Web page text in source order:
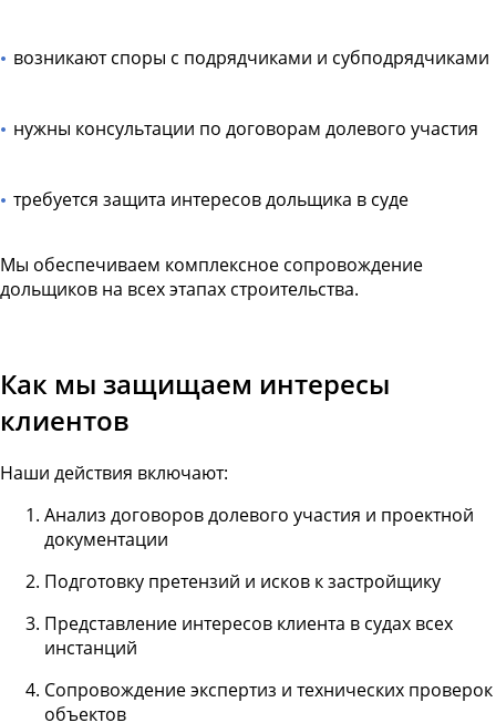
возникают споры с подрядчиками и субподрядчиками
нужны консультации по договорам долевого участия
требуется защита интересов дольщика в суде
Мы обеспечиваем комплексное сопровождение
дольщиков на всех этапах строительства.
Как мы защищаем интересы
клиентов
Наши действия включают:
Анализ договоров долевого участия и проектной
документации
Подготовку претензий и исков к застройщику
Представление интересов клиента в судах всех
инстанций
Сопровождение экспертиз и технических проверок
объектов